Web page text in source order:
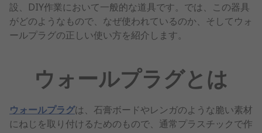
設、DIY作業において一般的な道具です。では、この器具
がどのようなもので、なぜ使われているのか、そしてウォ
ールプラグの正しい使い方を紹介します。
ウォールプラグとは
ウォールプラグは、石膏ボードやレンガのような脆い素材
にねじを取り付けるためのもので、通常プラスチックで作